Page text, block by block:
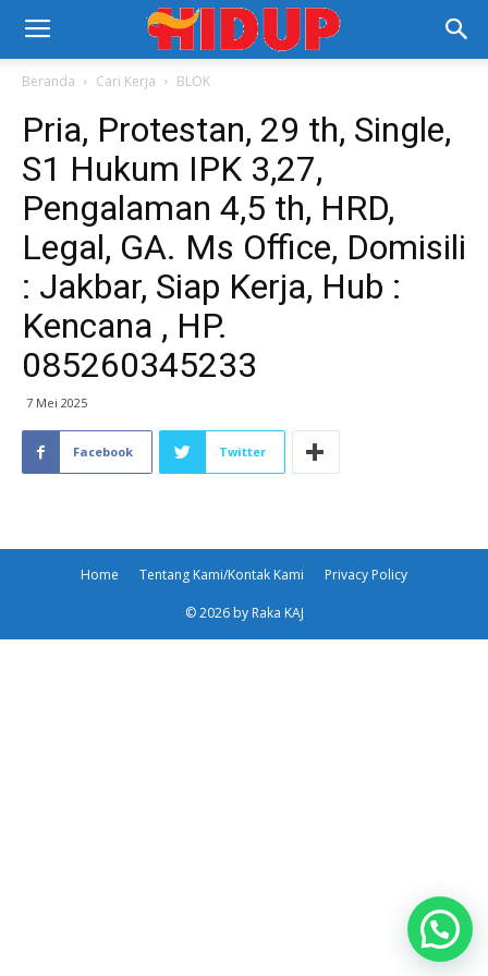
Beranda Cari Kerja BLOK
Pria, Protestan, 29 th, Single,
S1 Hukum IPK 3,27,
Pengalaman 4,5 th, HRD,
Legal, GA. Ms Office, Domisili
: Jakbar, Siap Kerja, Hub :
Kencana , HP.
085260345233
7 Mei 2025
Facebook Twitter
Home Tentang Kami/Kontak Kami Privacy Policy
© 2026 by Raka KAJ